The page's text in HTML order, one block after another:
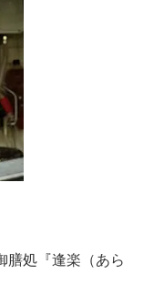
処『逢楽（あら